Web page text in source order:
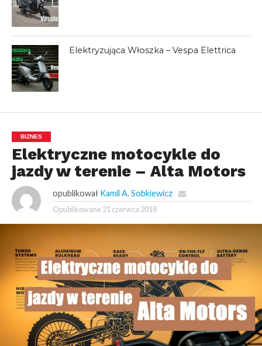
Elektryzująca Włoszka – Vespa Elettrica
BIZNES
Elektryczne motocykle do
jazdy w terenie – Alta Motors
opublikował Kamil A. Sobkiewicz
Opublikowane 21 czerwca 2018